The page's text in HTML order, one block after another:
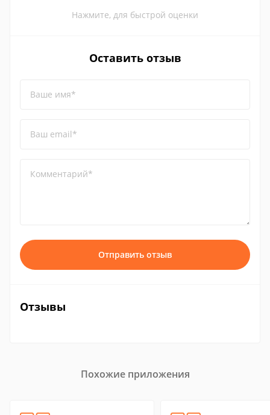
Нажмите, для быстрой оценки
Оставить отзыв
Ваше имя*
Ваш email*
Комментарий*
Отправить отзыв
Отзывы
Похожие приложения